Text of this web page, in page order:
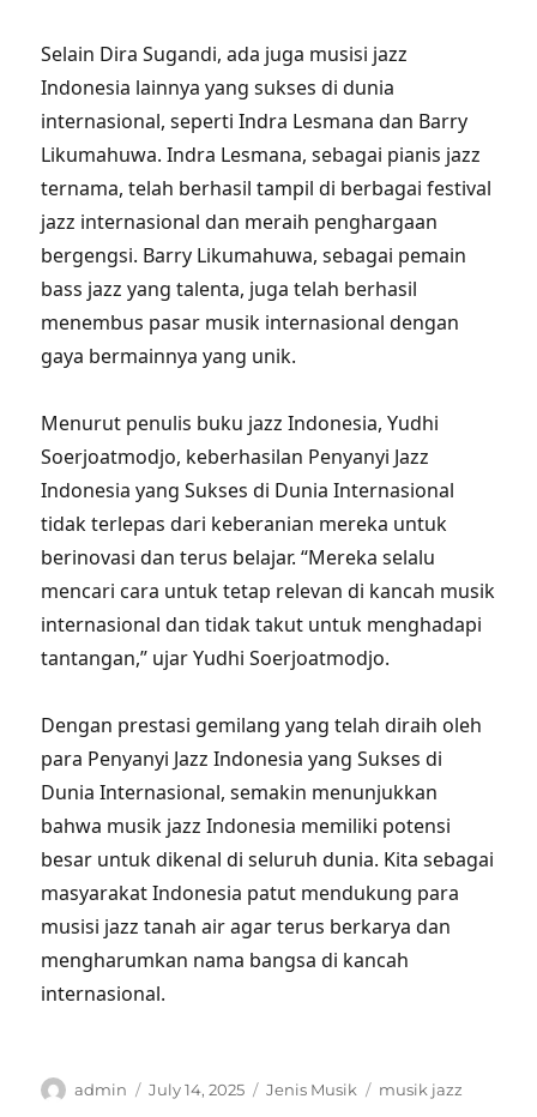
Selain Dira Sugandi, ada juga musisi jazz
Indonesia lainnya yang sukses di dunia
internasional, seperti Indra Lesmana dan Barry
Likumahuwa. Indra Lesmana, sebagai pianis jazz
ternama, telah berhasil tampil di berbagai festival
jazz internasional dan meraih penghargaan
bergengsi. Barry Likumahuwa, sebagai pemain
bass jazz yang talenta, juga telah berhasil
menembus pasar musik internasional dengan
gaya bermainnya yang unik.
Menurut penulis buku jazz Indonesia, Yudhi
Soerjoatmodjo, keberhasilan Penyanyi Jazz
Indonesia yang Sukses di Dunia Internasional
tidak terlepas dari keberanian mereka untuk
berinovasi dan terus belajar. “Mereka selalu
mencari cara untuk tetap relevan di kancah musik
internasional dan tidak takut untuk menghadapi
tantangan,” ujar Yudhi Soerjoatmodjo.
Dengan prestasi gemilang yang telah diraih oleh
para Penyanyi Jazz Indonesia yang Sukses di
Dunia Internasional, semakin menunjukkan
bahwa musik jazz Indonesia memiliki potensi
besar untuk dikenal di seluruh dunia. Kita sebagai
masyarakat Indonesia patut mendukung para
musisi jazz tanah air agar terus berkarya dan
mengharumkan nama bangsa di kancah
internasional.
Author
admin
Posted
July 14, 2025 Categories
Jenis Musik Tags
musik jazz